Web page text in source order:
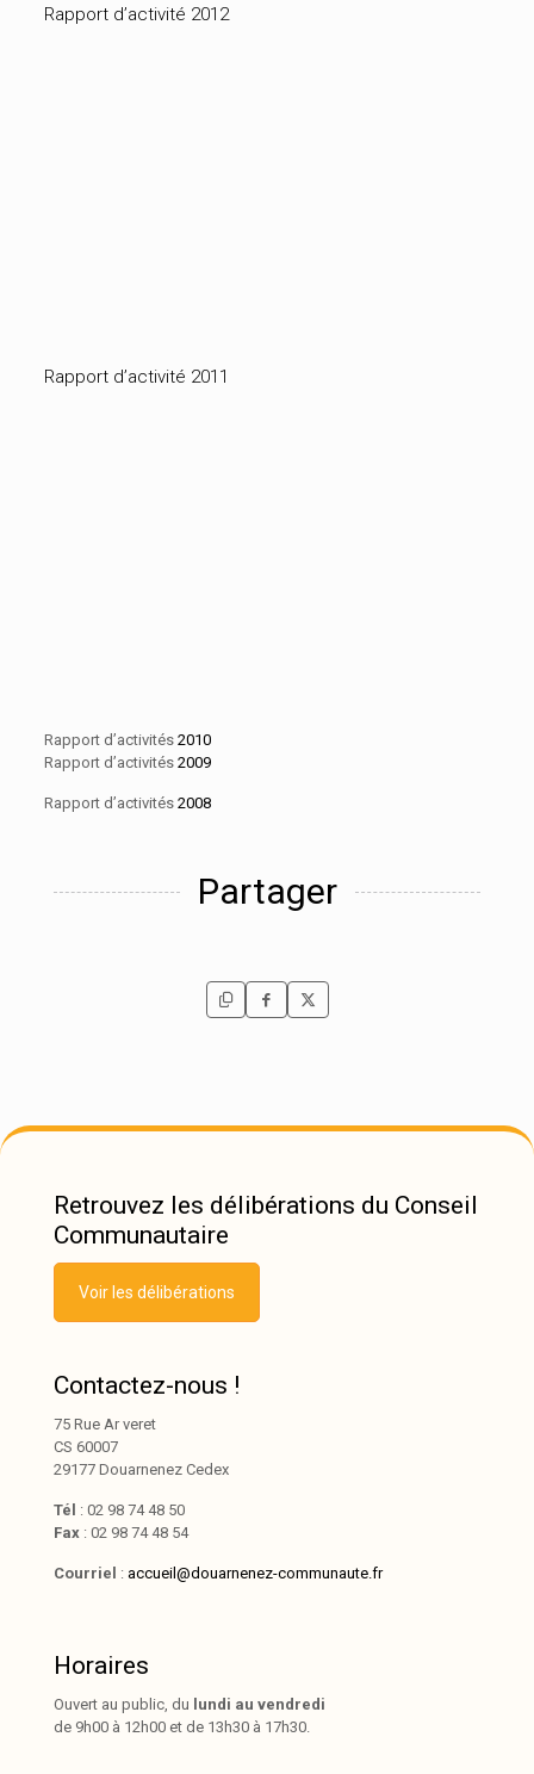
Rapport d’activité 2012
Rapport d’activité 2011
Rapport d’activités 2010
Rapport d’activités 2009
Rapport d’activités 2008
Partager
Retrouvez les délibérations du Conseil
Communautaire
Voir les délibérations
Contactez-nous !
75 Rue Ar veret
CS 60007
29177 Douarnenez Cedex
Tél : 02 98 74 48 50
Fax : 02 98 74 48 54
Courriel : accueil@douarnenez-communaute.fr
Horaires
Ouvert au public, du lundi au vendredi
de 9h00 à 12h00 et de 13h30 à 17h30.